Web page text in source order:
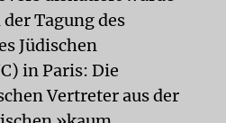
Tagung des
Jüdischen
in Paris: Die
Vertreter aus der